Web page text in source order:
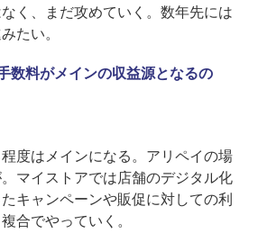
く、まだ攻めていく。数年先には
たい。
数料がメインの収益源となるの
度はメインになる。アリペイの場
マイストアでは店舗のデジタル化
キャンペーンや販促に対しての利
合でやっていく。